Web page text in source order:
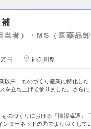
当者）・MS（医薬品卸
円 神奈川県
以来、ものづくり産業に特化した
を立ち上げて参りました。さらに
のづくりにおける「情報流通」
ンターネットの力でより良くして